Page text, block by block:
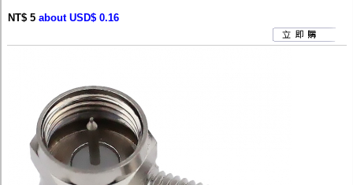
NT$ 5 about USD$ 0.16